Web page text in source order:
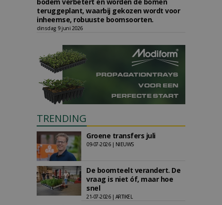
teruggeplant, waarbij gekozen wordt voor
inheemse, robuuste boomsoorten.
dinsdag 9 juni 2026
TRENDING
Groene transfers juli
09-07-2026 | NIEUWS
De boomteelt verandert. De
vraag is niet óf, maar hoe
snel
21-07-2026 | ARTIKEL